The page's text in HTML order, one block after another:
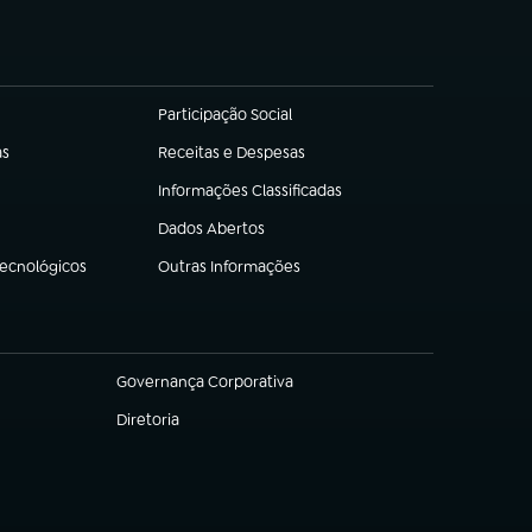
Participação Social
(abre em nova aba)
Receitas e Despesas
(abre em nova aba)
Informações Classificadas
(abre em nova aba)
Dados Abertos
(abre em nova aba)
Outras Informações
(abre em nova aba)
Governança Corporativa
(abre em nova aba)
Diretoria
(abre em nova aba)